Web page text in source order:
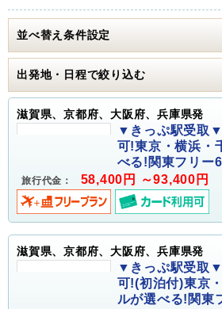
並べ替え条件設定
出発地・日程で絞り込む
滋賀県、京都府、大阪府、兵庫県発
▼きっぷ駅受取
可!東京・横浜・
べる!関東フリー
旅行代金： 58,400円 ～93,400円
滋賀県、京都府、大阪府、兵庫県発
▼きっぷ駅受取
可!(初泊付)東京
ルが選べる!関東